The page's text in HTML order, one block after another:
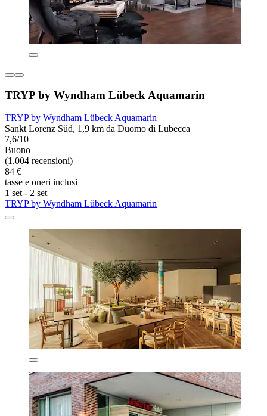
TRYP by Wyndham Lübeck Aquamarin
TRYP by Wyndham Lübeck Aquamarin
Sankt Lorenz Süd, 1,9 km da Duomo di Lubecca
7,6/10
Buono
(1.004 recensioni)
84 €
tasse e oneri inclusi
1 set - 2 set
TRYP by Wyndham Lübeck Aquamarin